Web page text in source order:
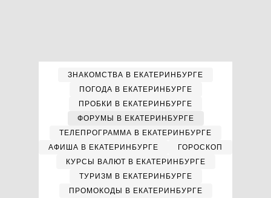
ЗНАКОМСТВА В ЕКАТЕРИНБУРГЕ
ПОГОДА В ЕКАТЕРИНБУРГЕ
ПРОБКИ В ЕКАТЕРИНБУРГЕ
ФОРУМЫ В ЕКАТЕРИНБУРГЕ
ТЕЛЕПРОГРАММА В ЕКАТЕРИНБУРГЕ
АФИША В ЕКАТЕРИНБУРГЕ
ГОРОСКОП
КУРСЫ ВАЛЮТ В ЕКАТЕРИНБУРГЕ
ТУРИЗМ В ЕКАТЕРИНБУРГЕ
ПРОМОКОДЫ В ЕКАТЕРИНБУРГЕ